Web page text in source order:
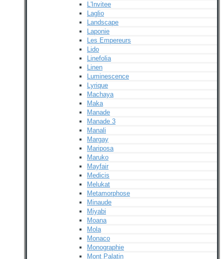
L'Invitee
Laglio
Landscape
Laponie
Les Empereurs
Lido
Linefolia
Linen
Luminescence
Lyrique
Machaya
Maka
Manade
Manade 3
Manali
Margay
Mariposa
Maruko
Mayfair
Medicis
Melukat
Metamorphose
Minaude
Miyabi
Moana
Mola
Monaco
Monographie
Mont Palatin